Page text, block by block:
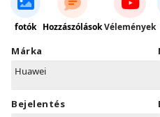
fotók HozzászólásokVélemények
Márka
Huawei
Bejelentés